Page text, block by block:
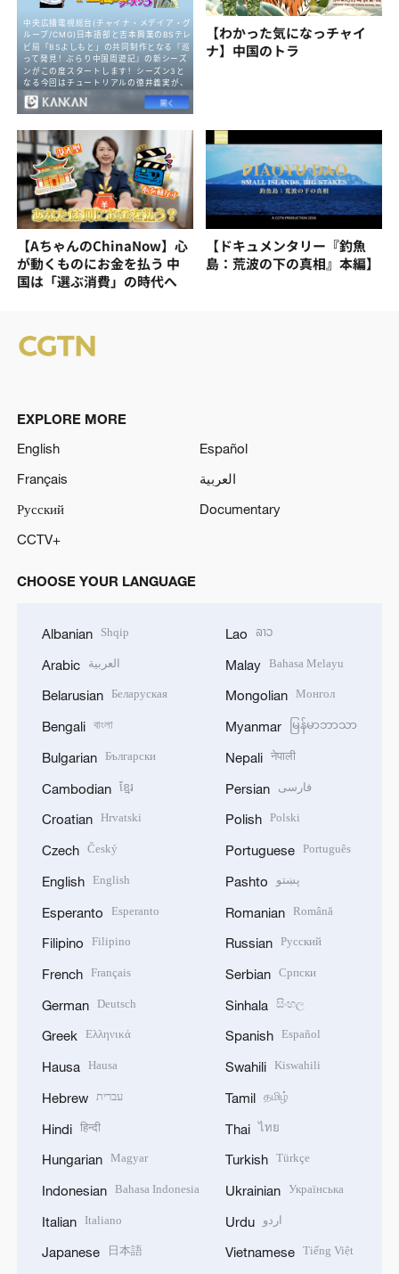
【わかった気になっチャイ
ナ】中国のトラ
【AちゃんのChinaNow】心
が動くものにお金を払う 中
国は「選ぶ消費」の時代へ
【ドキュメンタリー『釣魚
島：荒波の下の真相』本編】
EXPLORE MORE
English
Español
Français
العربية
Русский
Documentary
CCTV+
CHOOSE YOUR LANGUAGE
Albanian Shqip
Arabic العربية
Belarusian Беларуская
Bengali বাংলা
Bulgarian Български
Cambodian ខ្មែរ
Croatian Hrvatski
Czech Český
English English
Esperanto Esperanto
Filipino Filipino
French Français
German Deutsch
Greek Ελληνικά
Hausa Hausa
Hebrew עברית
Hindi हिन्दी
Hungarian Magyar
Indonesian Bahasa Indonesia
Italian Italiano
Japanese
日本語
Lao ລາວ
Malay Bahasa Melayu
Mongolian Монгол
Myanmar မြန်မာဘာသာ
Nepali नेपाली
Persian فارسی
Polish Polski
Portuguese Português
Pashto پښتو
Romanian Română
Russian Русский
Serbian Српски
Sinhala සිංහල
Spanish Español
Swahili Kiswahili
Tamil தமிழ்
Thai ไทย
Turkish Türkçe
Ukrainian Українська
Urdu اردو
Vietnamese Tiếng Việt